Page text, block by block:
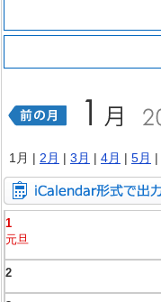
1月 | 2月 | 3月 | 4月 | 5月 |
1
元旦
2